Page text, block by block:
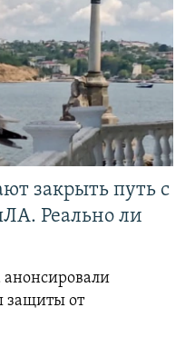
закрыть путь с
Реально ли
анонсировали
защиты от